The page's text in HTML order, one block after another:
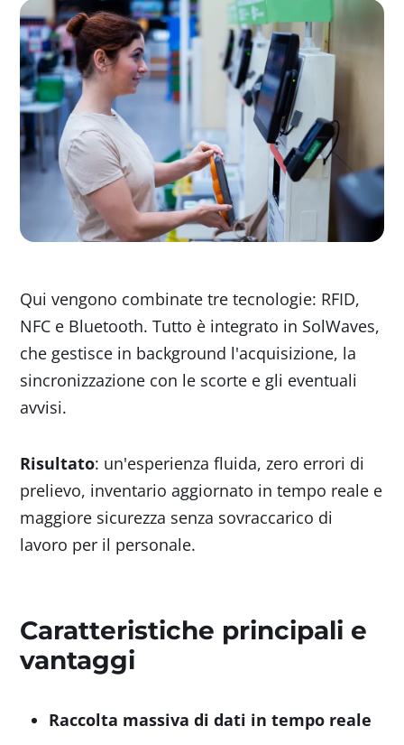
Qui vengono combinate tre tecnologie: RFID,
NFC e Bluetooth. Tutto è integrato in SolWaves,
che gestisce in background l'acquisizione, la
sincronizzazione con le scorte e gli eventuali
avvisi.
Risultato: un'esperienza fluida, zero errori di
prelievo, inventario aggiornato in tempo reale e
maggiore sicurezza senza sovraccarico di
lavoro per il personale.
Caratteristiche principali e
vantaggi
Raccolta massiva di dati in tempo reale